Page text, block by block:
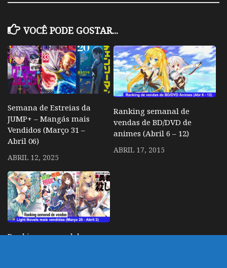
VOCÊ PODE GOSTAR...
Semana de Estreias da
JUMP+ – Mangás mais
Vendidos (Março 31 –
Abril 06)
ABRIL 12, 2025
Ranking semanal de
vendas de BD/DVD de
animes (Abril 6 – 12)
ABRIL 17, 2015
Ranking semanal de